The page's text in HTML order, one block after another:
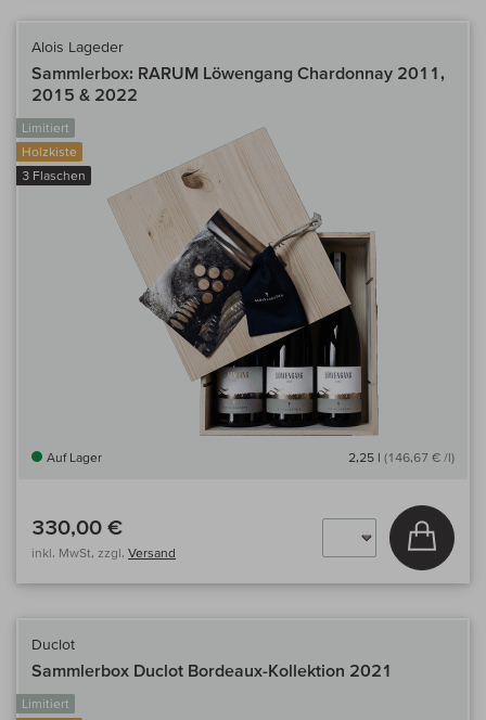
Alois Lageder
Sammlerbox: RARUM Löwengang Chardonnay 2011,
2015 & 2022
Limitiert
Holzkiste
3 Flaschen
Auf Lager 2,25 l (146,67 € /l)
330,00 €
inkl. MwSt, zzgl. Versand
In
Duclot
Sammlerbox Duclot Bordeaux-Kollektion 2021
Limitiert